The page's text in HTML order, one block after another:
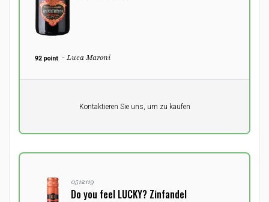
- Luca Maroni
Kontaktieren Sie uns, um zu kaufen
0512119
Do you feel LUCKY? Zinfandel